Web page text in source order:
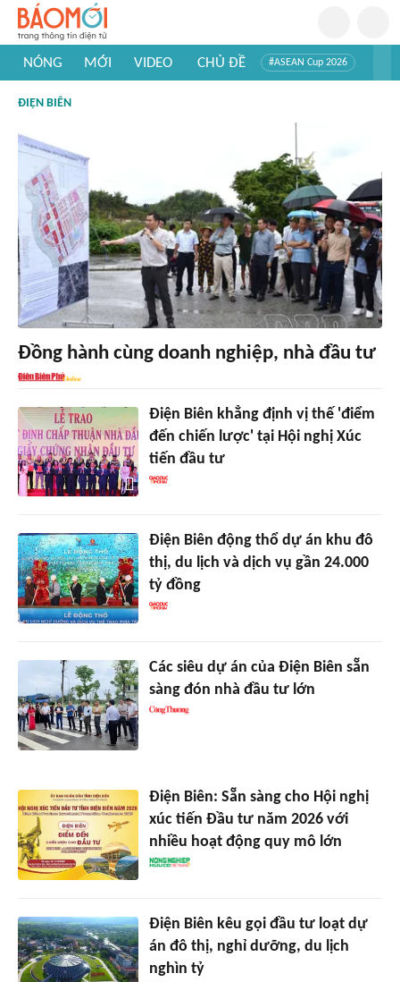
NÓNG MỚI VIDEO CHỦ ĐỀ #ASEAN Cup 2026
#Khám phá thế giới
ĐIỆN BIÊN
Đồng hành cùng doanh nghiệp, nhà đầu tư
Điện Biên khẳng định vị thế 'điểm
đến chiến lược' tại Hội nghị Xúc
tiến đầu tư
Điện Biên động thổ dự án khu đô
thị, du lịch và dịch vụ gần 24.000
tỷ đồng
Các siêu dự án của Điện Biên sẵn
sàng đón nhà đầu tư lớn
Điện Biên: Sẵn sàng cho Hội nghị
xúc tiến Đầu tư năm 2026 với
nhiều hoạt động quy mô lớn
Điện Biên kêu gọi đầu tư loạt dự
án đô thị, nghỉ dưỡng, du lịch
nghìn tỷ